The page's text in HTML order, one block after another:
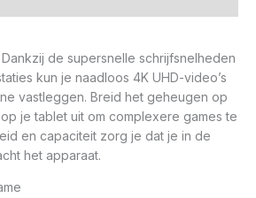
de supersnelle schrijfsnelheden
kun je naadloos 4K UHD-video’s
vastleggen. Breid het geheugen op
je tablet uit om complexere games te
en capaciteit zorg je dat je in de
het apparaat.